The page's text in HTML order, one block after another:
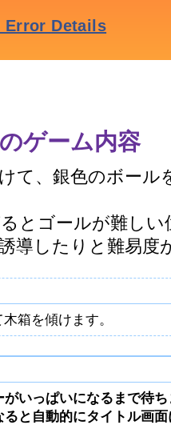
ゲーム内容
て、銀色のボール
とゴールが難し
導したりと難易度
箱を傾けます。
いっぱいになるまで待
と自動的にタイトル画